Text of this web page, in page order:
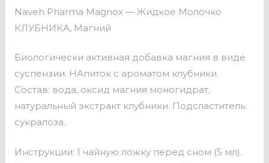
Naveh Pharma Magnox — Жидкое Молочко
КЛУБНИКА, Магний
Биологически активная добавка магния в виде
суспензии. НАпиток с ароматом клубники.
Состав: вода, оксид магния моногидрат,
натуральный экстракт клубники. Подсластитель:
сукралоза.
Инструкции: 1 чайную ложку перед сном (5 мл).